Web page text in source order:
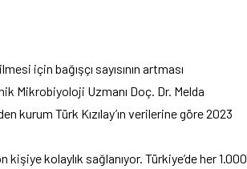
için bağışçı sayısının artması
Mikrobiyoloji Uzmanı Doç. Dr. Melda
kurum Türk Kızılay’ın verilerine göre 2023
kolaylık sağlanıyor. Türkiye’de her 1.000